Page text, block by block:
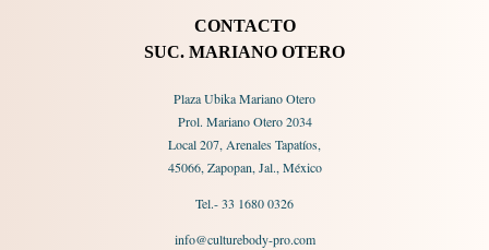
CONTACTO
SUC. MARIANO OTERO
Plaza Ubika Mariano Otero
Prol. Mariano Otero 2034
Local 207, Arenales Tapatíos,
45066, Zapopan, Jal., México
Tel.- 33 1680 0326
info@culturebody-pro.com